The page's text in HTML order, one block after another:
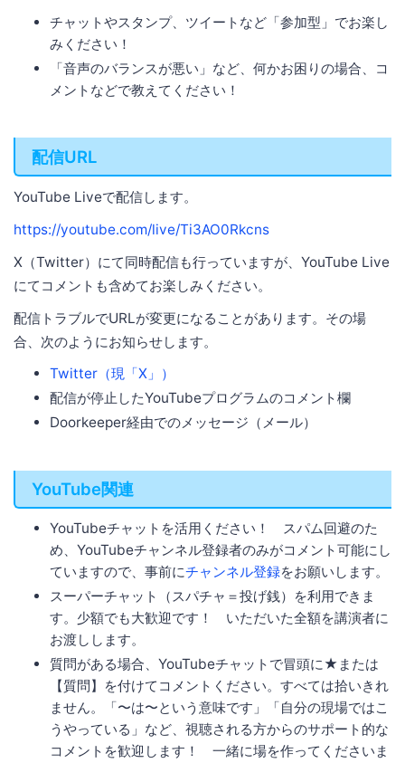
チャットやスタンプ、ツイートなど「参加型」でお楽し
みください！
「音声のバランスが悪い」など、何かお困りの場合、コ
メントなどで教えてください！
配信URL
YouTube Liveで配信します。
https://youtube.com/live/Ti3AO0Rkcns
X（Twitter）にて同時配信も行っていますが、YouTube Live
にてコメントも含めてお楽しみください。
配信トラブルでURLが変更になることがあります。その場
合、次のようにお知らせします。
Twitter（現「X」）
配信が停止したYouTubeプログラムのコメント欄
Doorkeeper経由でのメッセージ（メール）
YouTube関連
YouTubeチャットを活用ください！ スパム回避のた
め、YouTubeチャンネル登録者のみがコメント可能にし
ていますので、事前にチャンネル登録をお願いします。
スーパーチャット（スパチャ＝投げ銭）を利用できま
す。少額でも大歓迎です！ いただいた全額を講演者に
お渡しします。
質問がある場合、YouTubeチャットで冒頭に★または
【質問】を付けてコメントください。すべては拾いきれ
ません。「〜は〜という意味です」「自分の現場ではこ
うやっている」など、視聴される方からのサポート的な
コメントを歓迎します！ 一緒に場を作ってくださいま